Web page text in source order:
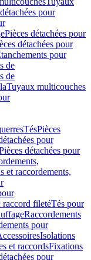
pour
Pièces détachées pour
détachées pour
pour
de
de
Tuyaux multicouches
TésPièces
pour
détachées pour
et raccordements,
raccord filetéTés pour
Raccordements
pour
Isolations
et raccordsFixations
pour